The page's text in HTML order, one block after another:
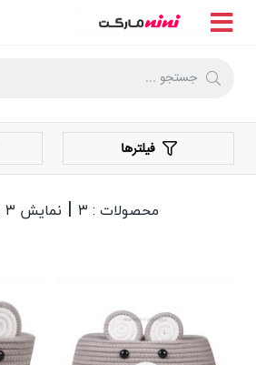
فیلترها
محصولات : ۳ | نمایش ۳ در صفحه